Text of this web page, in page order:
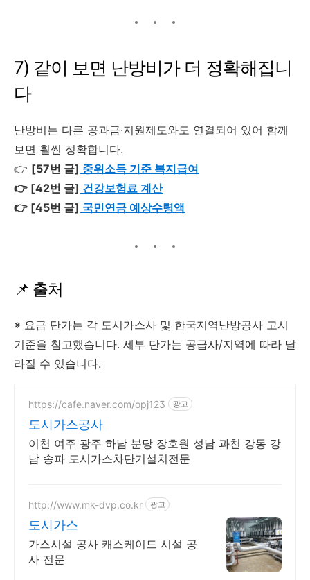
7) 같이 보면 난방비가 더 정확해집니
다
난방비는 다른 공과금·지원제도와도 연결되어 있어 함께
보면 훨씬 정확합니다.
👉 [57번 글] 중위소득 기준 복지급여
👉 [42번 글] 건강보험료 계산
👉 [45번 글] 국민연금 예상수령액
📌 출처
※ 요금 단가는 각 도시가스사 및 한국지역난방공사 고시
기준을 참고했습니다. 세부 단가는 공급사/지역에 따라 달
라질 수 있습니다.
https://cafe.naver.com/opj123 광고
도시가스공사
이천 여주 광주 하남 분당 장호원 성남 과천 강동 강
남 송파 도시가스차단기설치전문
http://www.mk-dvp.co.kr 광고
도시가스
가스시설 공사 캐스케이드 시설 공
사 전문